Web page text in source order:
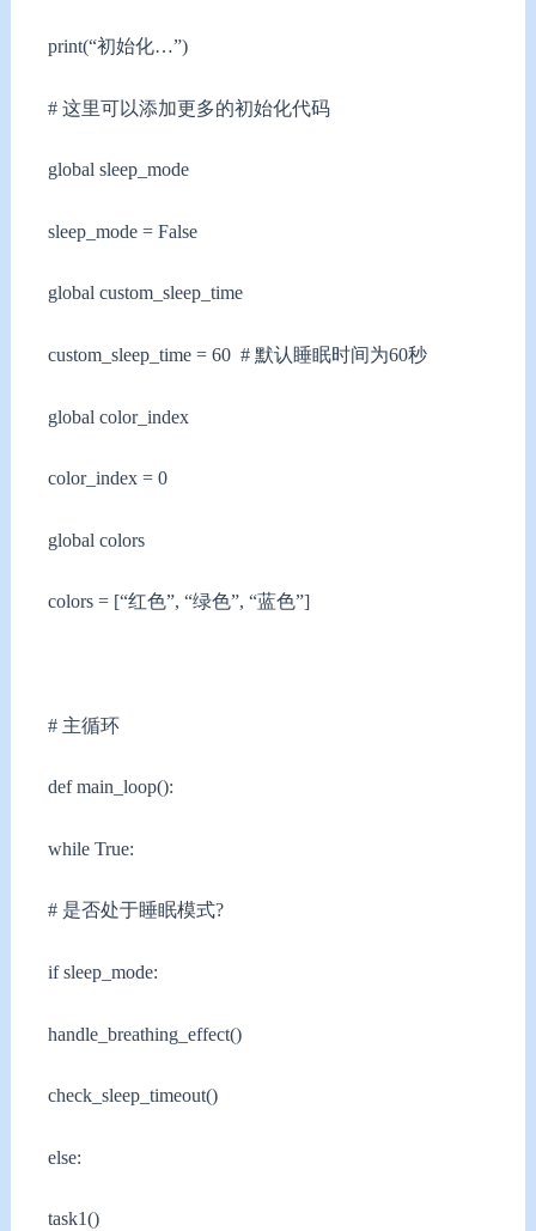
print(“初始化…”)
# 这里可以添加更多的初始化代码
global sleep_mode
sleep_mode = False
global custom_sleep_time
custom_sleep_time = 60 # 默认睡眠时间为60秒
global color_index
color_index = 0
global colors
colors = [“红色”, “绿色”, “蓝色”]
# 主循环
def main_loop():
while True:
# 是否处于睡眠模式?
if sleep_mode:
handle_breathing_effect()
check_sleep_timeout()
else:
task1()